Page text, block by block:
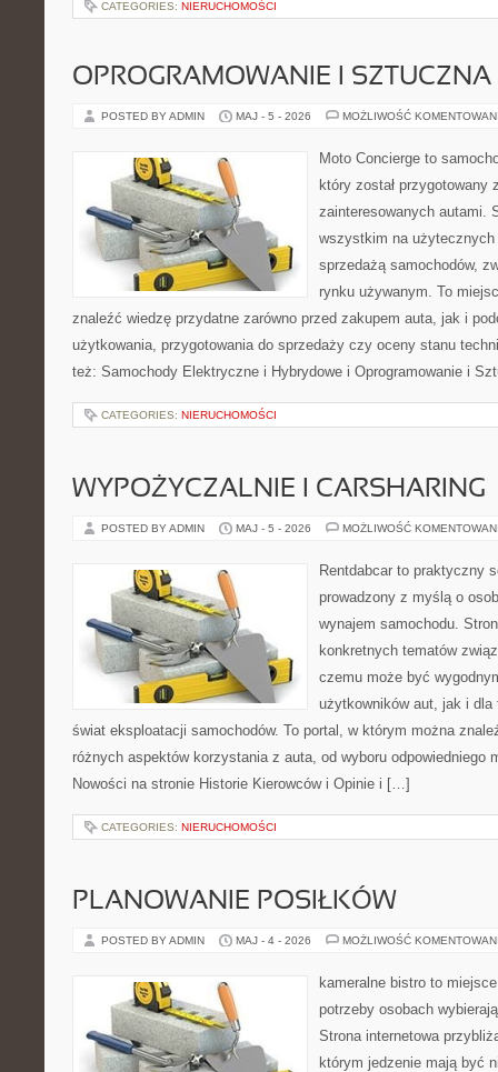
CATEGORIES: NIERUCHOMOŚCI
OPROGRAMOWANIE I SZTUCZNA
POSTED BY ADMIN MAJ - 5 - 2026 MOŻLIWOŚĆ
Moto Concierge to
który został przygotowany
zainteresowanych autami.
wszystkim na
sprzedażą samochodów,
rynku używanym. To
znaleźć wiedzę przydatne zarówno przed zakupem auta, jak i
użytkowania, przygotowania do sprzedaży czy oceny stanu
też: Samochody Elektryczne i Hybrydowe i Oprogramowanie i
CATEGORIES: NIERUCHOMOŚCI
WYPOŻYCZALNIE I CARSHARING
POSTED BY ADMIN MAJ - 5 - 2026 MOŻLIWOŚĆ
Rentdabcar to praktyczny
prowadzony z myślą o
wynajem samochodu.
konkretnych tematów
czemu może być
użytkowników aut, jak i
świat eksploatacji samochodów. To portal, w którym można
różnych aspektów korzystania z auta, od wyboru odpowiedniego
Nowości na stronie Historie Kierowców i Opinie i […]
CATEGORIES: NIERUCHOMOŚCI
PLANOWANIE POSIŁKÓW
POSTED BY ADMIN MAJ - 4 - 2026 MOŻLIWOŚĆ
kameralne bistro to
potrzeby osobach
Strona internetowa
którym jedzenie mają być